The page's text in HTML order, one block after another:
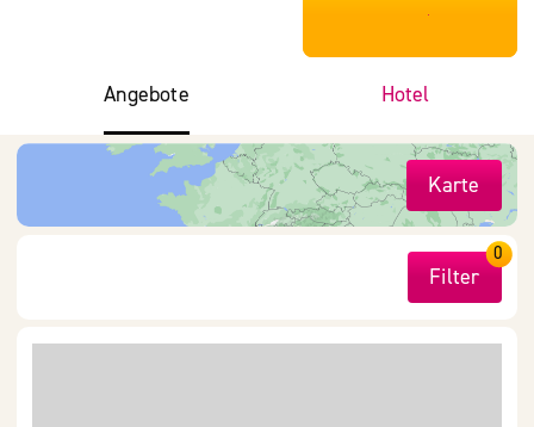
***************
Angebote Hotel
Karte
Filter
0